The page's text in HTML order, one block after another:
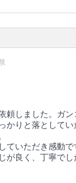
頼しました。ガ
かりと落としてい
いただき感動で
が良く、丁寧でし